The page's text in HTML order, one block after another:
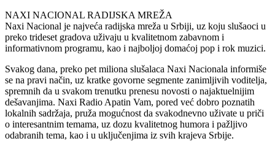
NAXI NACIONAL RADIJSKA MREŽA
Naxi Nacional je najveća radijska mreža u Srbiji, uz koju slušaoci u
preko trideset gradova uživaju u kvalitetnom zabavnom i
informativnom programu, kao i najboljoj domaćoj pop i rok muzici.
Svakog dana, preko pet miliona slušalaca Naxi Nacionala informiše
se na pravi način, uz kratke govorne segmente zanimljivih voditelja,
spremnih da u svakom trenutku prenesu novosti o najaktuelnijim
dešavanjima. Naxi Radio Apatin Vam, pored već dobro poznatih
lokalnih sadržaja, pruža mogućnost da svakodnevno uživate u priči
o interesantnim temama, uz dozu kvalitetnog humora i pažljivo
odabranih tema, kao i u uključenjima iz svih krajeva Srbije.